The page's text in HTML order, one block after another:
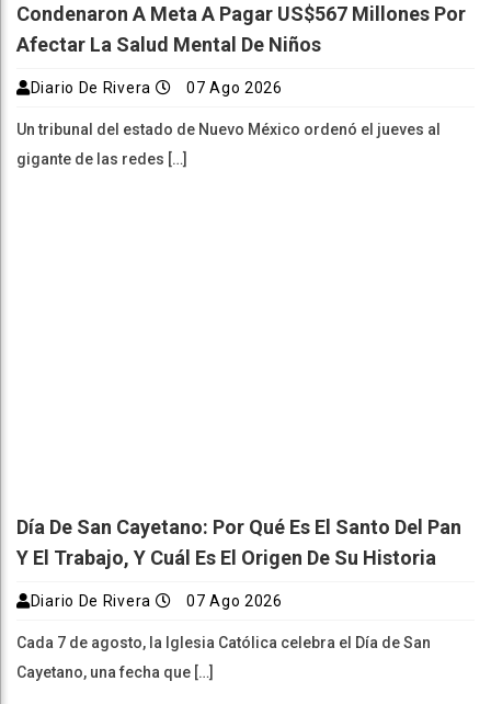
Condenaron A Meta A Pagar US$567 Millones Por
Afectar La Salud Mental De Niños
Diario De Rivera 07 Ago 2026
Un tribunal del estado de Nuevo México ordenó el jueves al
gigante de las redes […]
Día De San Cayetano: Por Qué Es El Santo Del Pan
Y El Trabajo, Y Cuál Es El Origen De Su Historia
Diario De Rivera 07 Ago 2026
Cada 7 de agosto, la Iglesia Católica celebra el Día de San
Cayetano, una fecha que […]